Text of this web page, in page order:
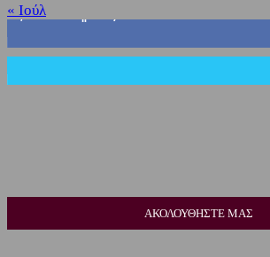
« Ιούλ
3,822
ΑΚΟΛΟΥΘΗΣΤΕ ΜΑΣ